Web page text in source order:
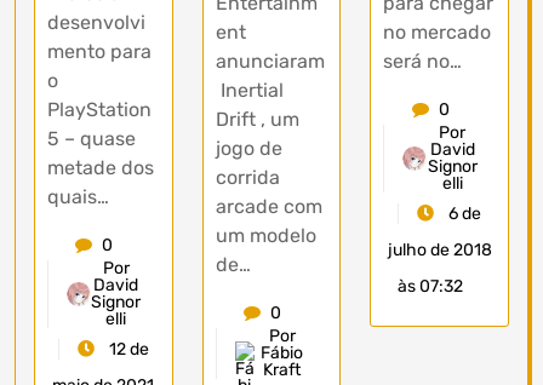
desenvolvi
mento para
o
PlayStation
5 – quase
metade dos
quais…
0
Por
David
Signor
elli
12 de
ent
anunciaram
Inertial
Drift , um
jogo de
corrida
arcade com
um modelo
de…
0
Por
Fábio
Kraft
no mercado
será no…
0
Por
David
Signor
elli
6 de
julho de 2018
às 07:32